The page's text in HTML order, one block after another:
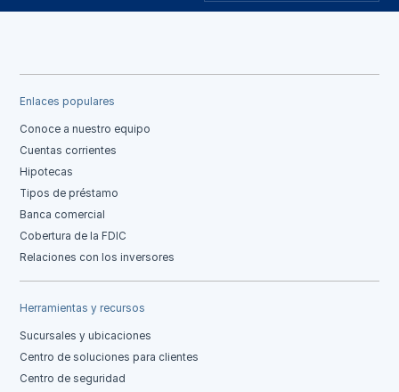
Enlaces populares
Conoce a nuestro equipo
Cuentas corrientes
Hipotecas
Tipos de préstamo
Banca comercial
Cobertura de la FDIC
Relaciones con los inversores
Herramientas y recursos
Sucursales y ubicaciones
Centro de soluciones para clientes
Centro de seguridad